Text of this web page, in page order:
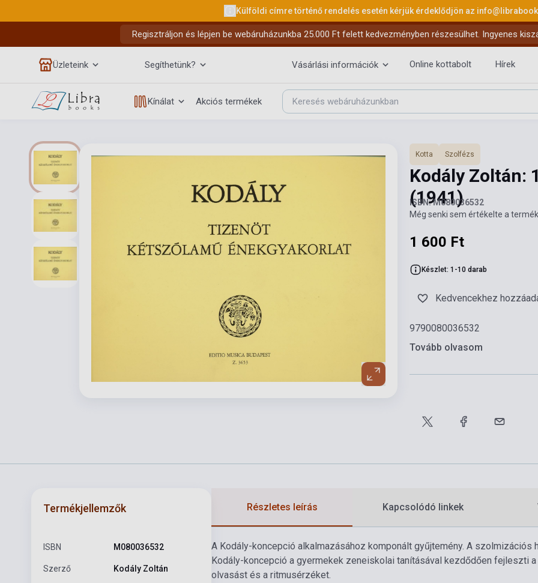
Külföldi címre történő rendelés esetén kérjük érdeklődjön az
Regisztráljon és lépjen be webáruházunkba 25.000 Ft felett kedvezményben részesülhet. Ingyenes
Üzleteink Segíthetünk? Vásárlási információk Online kottabolt Hírek
Kínálat Akciós termékek
Kotta Szolfézs
Kodály Zoltán:
(1941)
ISBN: M080036532
Még senki sem értékelte a
1 600 Ft
Készlet: 1-10 darab
Kedvencekhez
9790080036532
Tovább olvasom
Termékjellemzők
ISBN M080036532
Szerző Kodály Zoltán
Részletes leírás Kapcsolódó linkek
A Kodály-koncepció alkalmazásához komponált gyűjtemény. A
Kodály-koncepció a gyermekek zeneiskolai tanításával kezdődően fejleszti
olvasást és a ritmusérzéket.